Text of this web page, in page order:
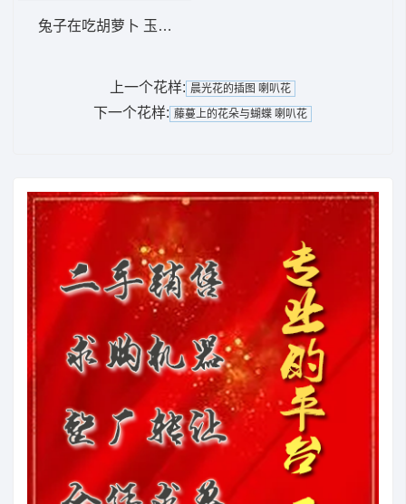
兔子在吃胡萝卜 玉兔报喜
上一个花样: 晨光花的插图 喇叭花
下一个花样: 藤蔓上的花朵与蝴蝶 喇叭花